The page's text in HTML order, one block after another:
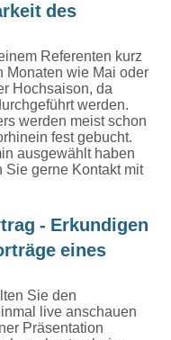
des
Referenten kurz
Monaten wie Mai oder
Hochsaison, da
werden.
werden meist schon
fest gebucht.
ausgewählt haben
Sie gerne Kontakt mit
- Erkundigen
eines
Sie den
live anschauen
Präsentation